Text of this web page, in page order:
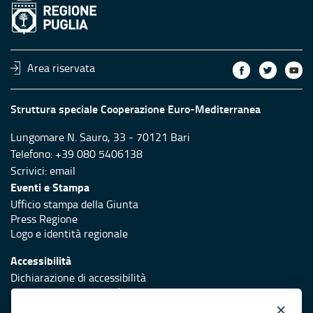
Area riservata
Struttura speciale Cooperazione Euro-Mediterranea
Lungomare N. Sauro, 33 - 70121 Bari
Telefono: +39 080 5406138
Scrivici:email
Eventi e Stampa
Ufficio stampa della Giunta
Press Regione
Logo e identità regionale
Accessibilità
Dichiarazione di accessibilità
Obiettivi di accessibilità
×